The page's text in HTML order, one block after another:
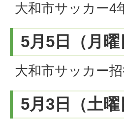
大和市サッカー4
5月5日（月曜
大和市サッカー
5月3日（土曜